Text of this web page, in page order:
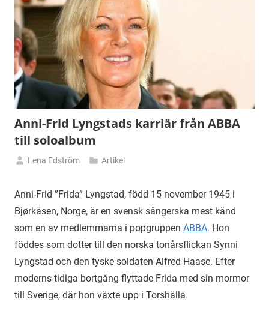
Anni-Frid Lyngstads karriär från ABBA
till soloalbum
januari
Lena Edström Artikel
Anni-Frid ”Frida” Lyngstad, född 15 november 1945 i
Bjørkåsen, Norge, är en svensk sångerska mest känd
som en av medlemmarna i popgruppen ABBA. Hon
föddes som dotter till den norska tonårsflickan Synni
Lyngstad och den tyske soldaten Alfred Haase. Efter
moderns tidiga bortgång flyttade Frida med sin mormor
till Sverige, där hon växte upp i Torshälla.